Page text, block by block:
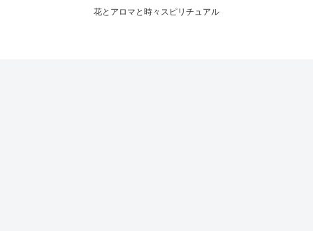
花とアロマと時々スピリチュアル